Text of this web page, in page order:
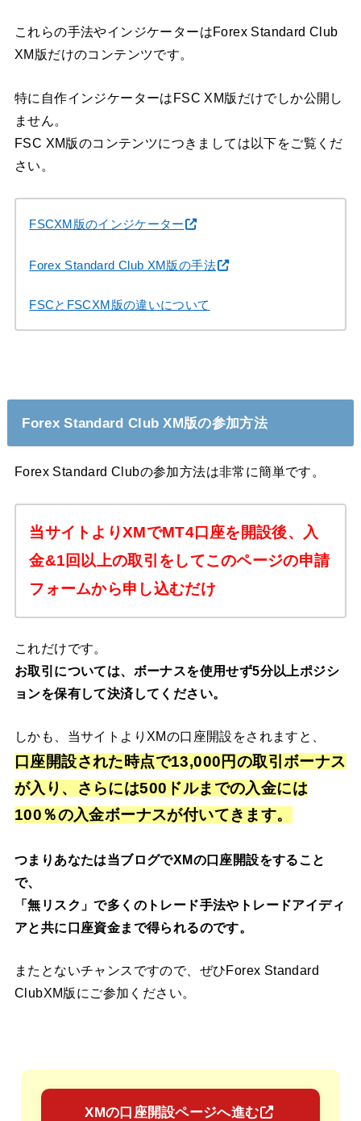
これらの手法やインジケーターはForex Standard Club
XM版だけのコンテンツです。
特に自作インジケーターはFSC XM版だけでしか公開し
ません。
FSC XM版のコンテンツにつきましては以下をご覧くだ
さい。
FSCXM版のインジケーター
Forex Standard Club XM版の手法
FSCとFSCXM版の違いについて
Forex Standard Club XM版の参加方法
Forex Standard Clubの参加方法は非常に簡単です。
当サイトよりXMでMT4口座を開設後、入
金&1回以上の取引をしてこのページの申請
フォームから申し込むだけ
これだけです。
お取引については、ボーナスを使用せず5分以上ポジシ
ョンを保有して決済してください。
しかも、当サイトよりXMの口座開設をされますと、
口座開設された時点で13,000円の取引ボーナス
が入り、
さらには500ドルまでの入金には
100％の入金ボーナスが付いてきます。
つまりあなたは当ブログでXMの口座開設をすること
で、
「無リスク」で多くのトレード手法やトレードアイディ
アと共に口座資金まで得られるのです。
またとないチャンスですので、ぜひForex Standard
ClubXM版にご参加ください。
XMの口座開設ページへ進む